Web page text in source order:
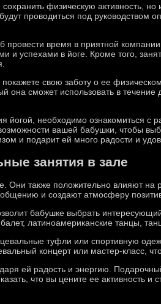
физическую активность, но
проводиться под руководством
провести время в приятной
успехами в йоге. Кроме того,
свою заботу о ее
сможет использовать в течение
йогой, необходимо ознакомиться с
вашей бабушки, чтобы
и подарит ей много радости и
занятия в зале
Они также положительно влияют на
и создают атмосферу
бабушке выбрать
латиноамериканские танцы,
туфли или спортивную
концерт или мастер-класс,
ей радость и энергию.
что вы цените ее активность и